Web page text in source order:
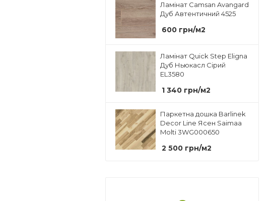
Ламінат Camsan Avangard
Дуб Автентичний 4525
600 грн/м2
Ламінат Quick Step Eligna
Дуб Ньюкасл Сірий
EL3580
1 340 грн/м2
Паркетна дошка Barlinek
Decor Line Ясен Saimaa
Molti 3WG000650
2 500 грн/м2